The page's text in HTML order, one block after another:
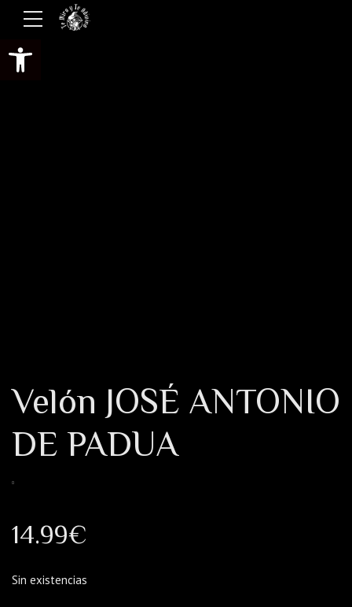
Abrir barra de herramientas
Velón JOSÉ ANTONIO
DE PADUA
14.99€
Sin existencias